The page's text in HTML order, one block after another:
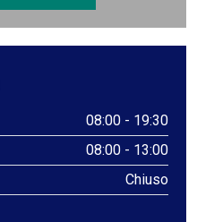
08:00 - 19:30
08:00 - 13:00
Chiuso